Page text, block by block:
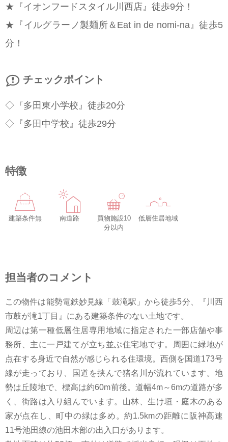
★『イオンフードスタイル川西店』徒歩9分！
★『イルグラーノ製麺所＆Eat in de nomi-na』徒歩5
分！
チェックポイント
◇『多田東小学校』徒歩20分
◇『多田中学校』徒歩29分
特徴
建築条件無 南道路
買物施設10
分以内
低層住居地域
担当者のコメント
この物件は能勢電鉄妙見線「鼓滝駅」から徒歩5分、『川西
市鼓が滝1丁目』にある建築条件のない土地です。
周辺は第一種低層住居専用地域に指定された一部店舗や事
務所、主に一戸建てが立ち並ぶ住宅地です。周囲に緑地が
点在する身近で自然が感じられる住環境。西側を国道173号
線が走っており、国道を挟んで猪名川が流れています。地
勢は丘陵地で、標高は約60m前後。道幅4m～6mの道路が多
く、街路は入り組んでいます。山林、生け垣・庭木のある
家が点在し、町中の緑は多め。約1.5kmの距離に阪神高速
11号池田線の池田木部の出入口があります。